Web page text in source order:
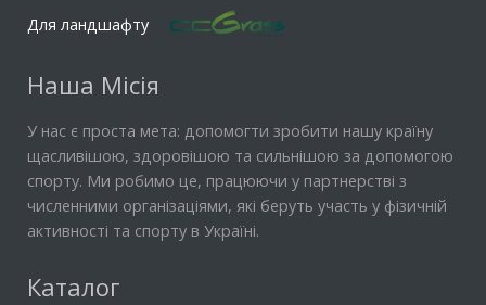
Для ландшафту
Наша Місія
У нас є проста мета: допомогти зробити нашу країну
щасливішою, здоровішою та сильнішою за допомогою
спорту. Ми робимо це, працюючи у партнерстві з
численними організаціями, які беруть участь у фізичній
активності та спорту в Україні.
Каталог